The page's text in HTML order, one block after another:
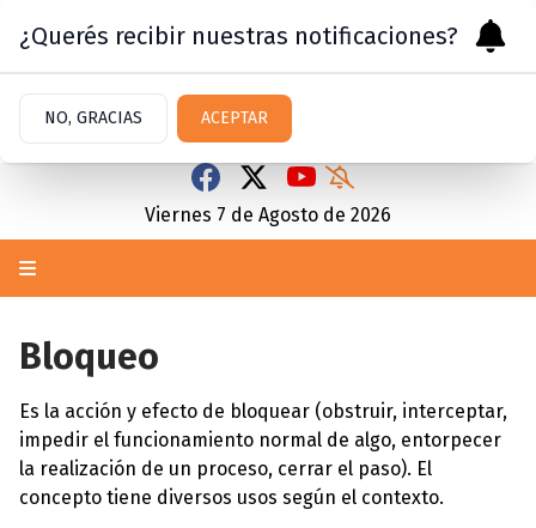
Viernes 7 de Agosto de 2026
Bloqueo
Es la acción y efecto de bloquear (obstruir, interceptar,
impedir el funcionamiento normal de algo, entorpecer
la realización de un proceso, cerrar el paso). El
concepto tiene diversos usos según el contexto.
¿Querés recibir nuestras notificaciones?
NO, GRACIAS ACEPTAR